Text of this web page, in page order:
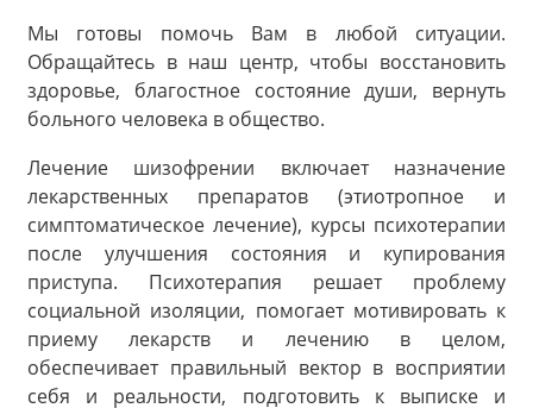
Мы готовы помочь Вам в любой ситуации.
Обращайтесь в наш центр, чтобы восстановить
здоровье, благостное состояние души, вернуть
больного человека в общество.
Лечение шизофрении включает назначение
лекарственных препаратов (этиотропное и
симптоматическое лечение), курсы психотерапии
после улучшения состояния и купирования
приступа. Психотерапия решает проблему
социальной изоляции, помогает мотивировать к
приему лекарств и лечению в целом,
обеспечивает правильный вектор в восприятии
себя и реальности, подготовить к выписке и